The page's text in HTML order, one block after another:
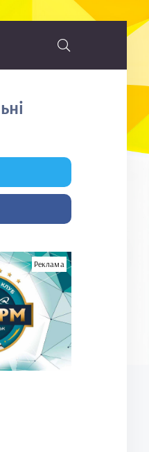
Реклама